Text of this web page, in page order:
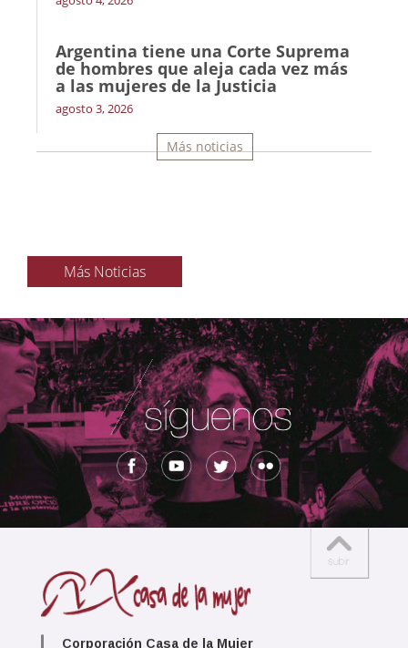
Argentina tiene una Corte Suprema
de hombres que aleja cada vez más
a las mujeres de la Justicia
agosto 3, 2026
Más noticias
Más Noticias
Corporación Casa de la Mujer